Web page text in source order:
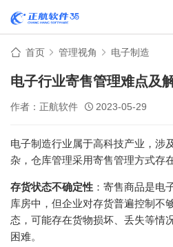
首页 管理视角 电子制造
电子行业寄售管理难点及
作者：正航软件 2023-05-29
电子制造行业属于高科技产业，涉
杂，仓库管理采用寄售管理方式存
存货状态不确定性 ：寄售商品是电
库房中，但企业对存货普遍控制不
态，可能存在货物损坏、丢失等情
困难。